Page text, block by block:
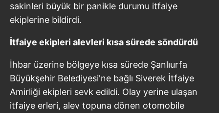
sakinleri büyük bir panikle durumu itfaiye
ekiplerine bildirdi.
İtfaiye ekipleri alevleri kısa sürede söndürdü
İhbar üzerine bölgeye kısa sürede Şanlıurfa
Büyükşehir Belediyesi'ne bağlı Siverek İtfaiye
Amirliği ekipleri sevk edildi. Olay yerine ulaşan
itfaiye erleri, alev topuna dönen otomobile